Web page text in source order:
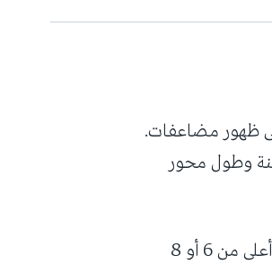
وعادة لا يؤدّي إلى ظهور مضاعفات.
وطول محور
قصر البصر الشديد: ويُسمّى أيضاً قصر البصر التنكّسي، عندما تكون درجته أعلى من 6 أو 8